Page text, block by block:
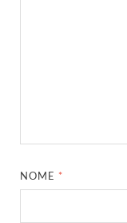
NOME *